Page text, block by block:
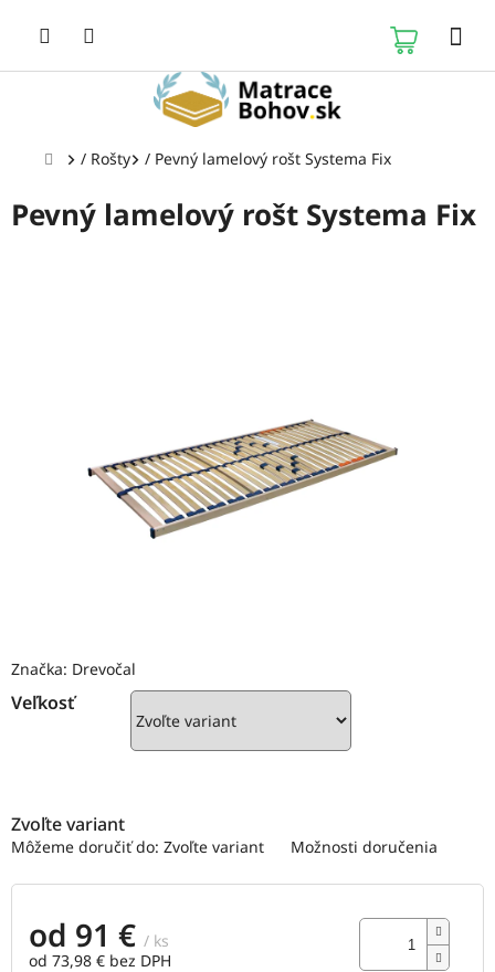
Domov
/ Rošty / Pevný lamelový rošt Systema Fix
Pevný lamelový rošt Systema Fix
Veľkosť
Zvoľte variant
Môžeme doručiť do: Zvoľte variant Možnosti doručenia
od 91 € / ks
od 73,98 € bez DPH
Značka: Drevočal